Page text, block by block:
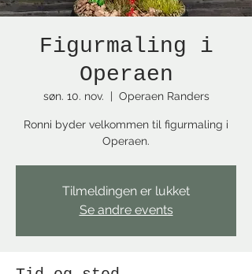
Figurmaling i
Operaen
søn. 10. nov.
  |
Operaen Randers
Ronni byder velkommen til figurmaling i
Operaen.
Tilmeldingen er lukket
Se andre events